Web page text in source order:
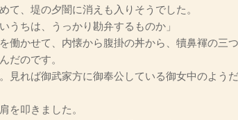
、堤の夕闇に消えも入りそうでした。
うちは、うっかり勘弁するものか」
働かせて、内懐から腹掛の丼から、犢鼻褌の三
だのです。
見れば御武家方に御奉公している御女中のよう
を叩きました。